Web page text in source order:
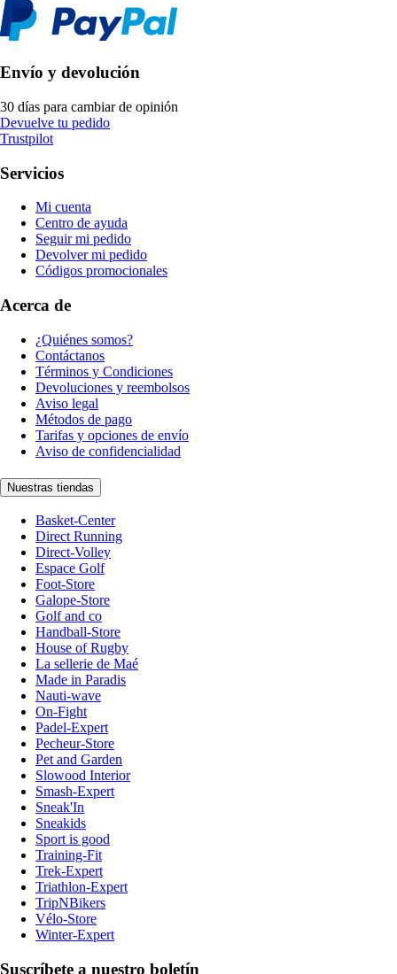
Envío y devolución
30 días para cambiar de opinión
Devuelve tu pedido
Trustpilot
Servicios
Mi cuenta
Centro de ayuda
Seguir mi pedido
Devolver mi pedido
Códigos promocionales
Acerca de
¿Quiénes somos?
Contáctanos
Términos y Condiciones
Devoluciones y reembolsos
Aviso legal
Métodos de pago
Tarifas y opciones de envío
Aviso de confidencialidad
Nuestras tiendas
Basket-Center
Direct Running
Direct-Volley
Espace Golf
Foot-Store
Galope-Store
Golf and co
Handball-Store
House of Rugby
La sellerie de Maé
Made in Paradis
Nauti-wave
On-Fight
Padel-Expert
Pecheur-Store
Pet and Garden
Slowood Interior
Smash-Expert
Sneak'In
Sneakids
Sport is good
Training-Fit
Trek-Expert
Triathlon-Expert
TripNBikers
Vélo-Store
Winter-Expert
Suscríbete a nuestro boletín